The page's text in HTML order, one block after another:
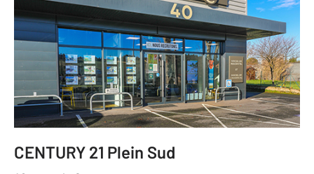
CENTURY 21 Plein Sud